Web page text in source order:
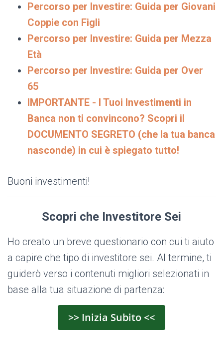
Percorso per Investire: Guida per Giovani
Coppie con Figli
Percorso per Investire: Guida per Mezza
Età
Percorso per Investire: Guida per Over
65
IMPORTANTE - I Tuoi Investimenti in
Banca non ti convincono? Scopri il
DOCUMENTO SEGRETO (che la tua banca
nasconde) in cui è spiegato tutto!
Buoni investimenti!
Scopri che Investitore Sei
Ho creato un breve questionario con cui ti aiuto
a capire che tipo di investitore sei. Al termine, ti
guiderò verso i contenuti migliori selezionati in
base alla tua situazione di partenza:
>> Inizia Subito <<